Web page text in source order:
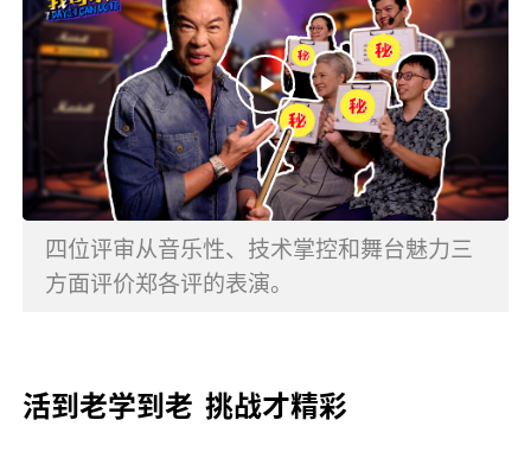
四位评审从音乐性、技术掌控和舞台魅力三
方面评价郑各评的表演。
活到老学到老 挑战才精彩